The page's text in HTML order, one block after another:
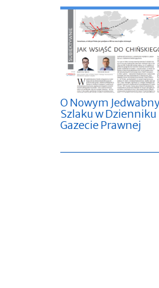
O Nowym
Szlaku w Dzienniku
Gazecie Prawnej